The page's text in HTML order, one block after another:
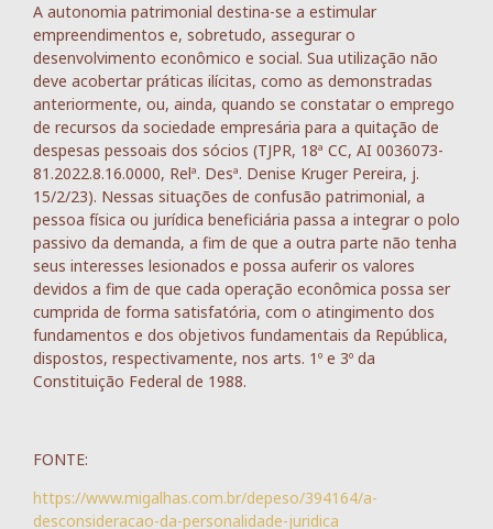
A autonomia patrimonial destina-se a estimular
empreendimentos e, sobretudo, assegurar o
desenvolvimento econômico e social. Sua utilização não
deve acobertar práticas ilícitas, como as demonstradas
anteriormente, ou, ainda, quando se constatar o emprego
de recursos da sociedade empresária para a quitação de
despesas pessoais dos sócios (TJPR, 18ª CC, AI 0036073-
81.2022.8.16.0000, Relª. Desª. Denise Kruger Pereira, j.
15/2/23). Nessas situações de confusão patrimonial, a
pessoa física ou jurídica beneficiária passa a integrar o polo
passivo da demanda, a fim de que a outra parte não tenha
seus interesses lesionados e possa auferir os valores
devidos a fim de que cada operação econômica possa ser
cumprida de forma satisfatória, com o atingimento dos
fundamentos e dos objetivos fundamentais da República,
dispostos, respectivamente, nos arts. 1º e 3º da
Constituição Federal de 1988.
FONTE:
https://www.migalhas.com.br/depeso/394164/a-
desconsideracao-da-personalidade-juridica